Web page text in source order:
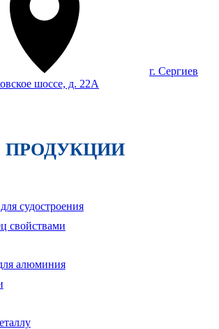
г. Сергиев
шоссе, д. 22А
ПРОДУКЦИИ
судостроения
свойствами
алюминия